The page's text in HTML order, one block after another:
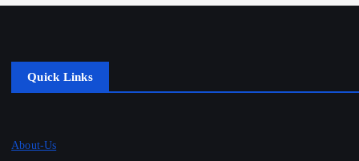
Quick Links
About-Us